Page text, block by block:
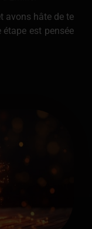
avons hâte de te
est pensée